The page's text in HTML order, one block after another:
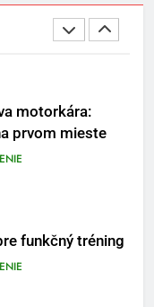
na prívetivú oázu
motorkára:
prvom mieste
funkčný tréning